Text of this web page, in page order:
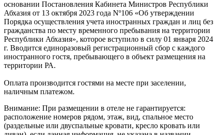
основании Постановления Кабинета Министров Республики
Абхазия от 13 октября 2023 года Nº106 «Об утверждении
Порядка осуществления учета иностранных граждан и лиц без
гражданства по месту временного пребывания на территории
Республики Абхазия», которое вступило в силу 01 января 2024
г. Вводится единоразовый регистрационный сбор с каждого
иностранного гостя, пребывающего в объект размещения на
территории РА.
Оплата производится гостями на месте при заселении,
наличным платежом.
Внимание: При размещении в отеле не гарантируется:
расположение номеров рядом, этаж, вид, спальное место
(раздельные или двуспальные кровати, кресло кровать или